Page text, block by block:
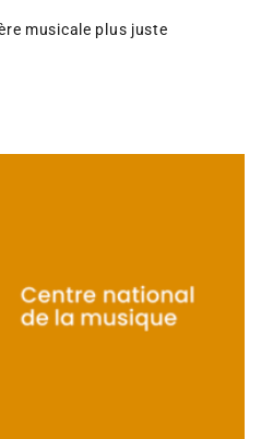
musicale plus juste